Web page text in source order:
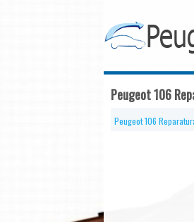
Peugeot 106
Peugeot 106